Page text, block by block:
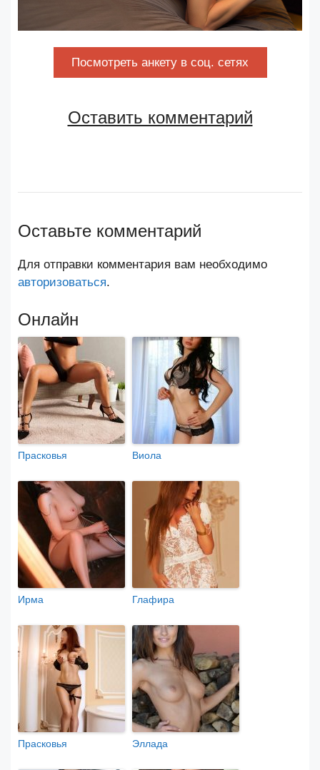
Посмотреть анкету в соц. сетях
Оставить комментарий
Оставьте комментарий
Для отправки комментария вам необходимо
авторизоваться.
Онлайн
Прасковья Виола
Ирма Глафира
Прасковья Эллада